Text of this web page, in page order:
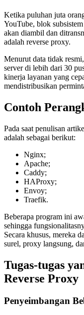
Ketika puluhan juta
YouTube, blok
akan diambil dan
adalah reverse proxy.
Menurut data tidak
server di lebih dari 30
kinerja layanan yang
mendistribusikan
Contoh
Pada saat penulisan
adalah sebagai berikut:
Nginx;
Apache;
Caddy;
HAProxy;
Envoy;
Traefik.
Beberapa program ini
sehingga
Secara khusus, mereka
surel, proxy langsung,
Tugas-tugas
Reverse Proxy
Penyeimbangan